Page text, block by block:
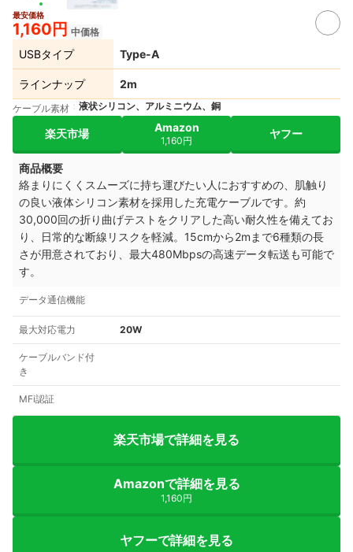
最安価格
1,160円 中価格
USBタイプ Type-A
ラインナップ 2m
ケーブル素材 液状シリコン、アルミニウム、銅
楽天市場 Amazon
1,160円
ヤフー
商品概要
絡まりにくくスムーズに持ち運びたい人におすすめの、肌触り
の良い液体シリコン素材を採用した充電ケーブルです。約
30,000回の折り曲げテストをクリアした高い耐久性を備えてお
り、日常的な断線リスクを軽減。15cmから2mまで6種類の長
さが用意されており、最大480Mbpsの高速データ転送も可能で
す。
データ通信機能
最大対応電力 20W
ケーブルバンド付
き
MFi認証
楽天市場で詳細を見る
Amazonで詳細を見る
1,160円
ヤフーで詳細を見る